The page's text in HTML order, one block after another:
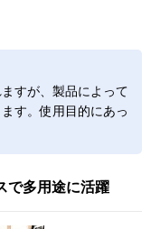
すが、製品によって
す。使用目的にあっ
で多用途に活躍